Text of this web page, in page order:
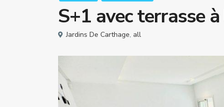
S+1 avec terrasse
Jardins De Carthage, all